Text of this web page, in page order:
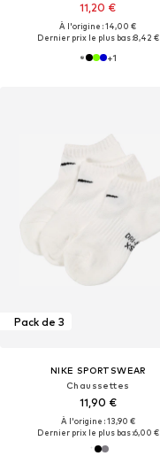
11,20 €
À l'origine : 14,00 €
Dernier prix le plus bas :8,42 €
+1
Pack de 3
NIKE SPORTSWEAR
Chaussettes
11,90 €
À l'origine : 13,90 €
Dernier prix le plus bas :6,00 €